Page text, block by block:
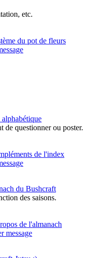
etc.
du pot de fleurs
de questionner ou poster.
de l'index
du Bushcraft
des saisons.
de l'almanach
message